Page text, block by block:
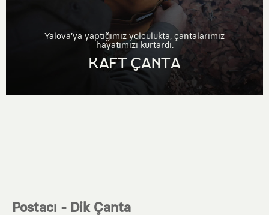
Yalova’ya yaptığımız yolculukta, çantalarımız
hayatımızı kurtardı.
KAFT ÇANTA
Postacı - Dik Çanta